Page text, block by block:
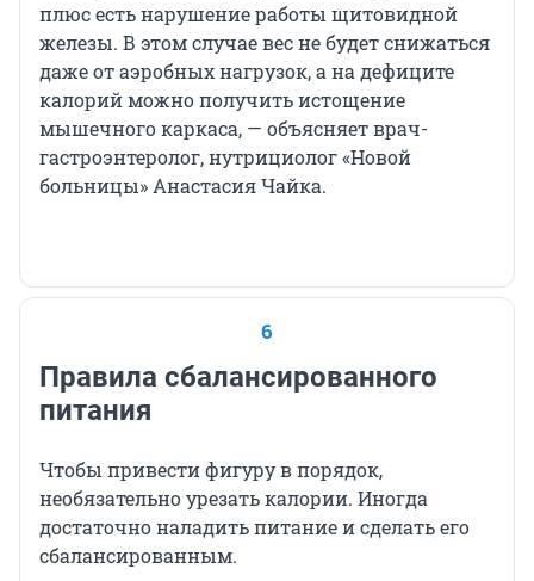
плюс есть нарушение работы щитовидной
железы. В этом случае вес не будет снижаться
даже от аэробных нагрузок, а на дефиците
калорий можно получить истощение
мышечного каркаса, — объясняет врач-
гастроэнтеролог, нутрициолог «Новой
больницы» Анастасия Чайка.
6
Правила сбалансированного
питания
Чтобы привести фигуру в порядок,
необязательно урезать калории. Иногда
достаточно наладить питание и сделать его
сбалансированным.